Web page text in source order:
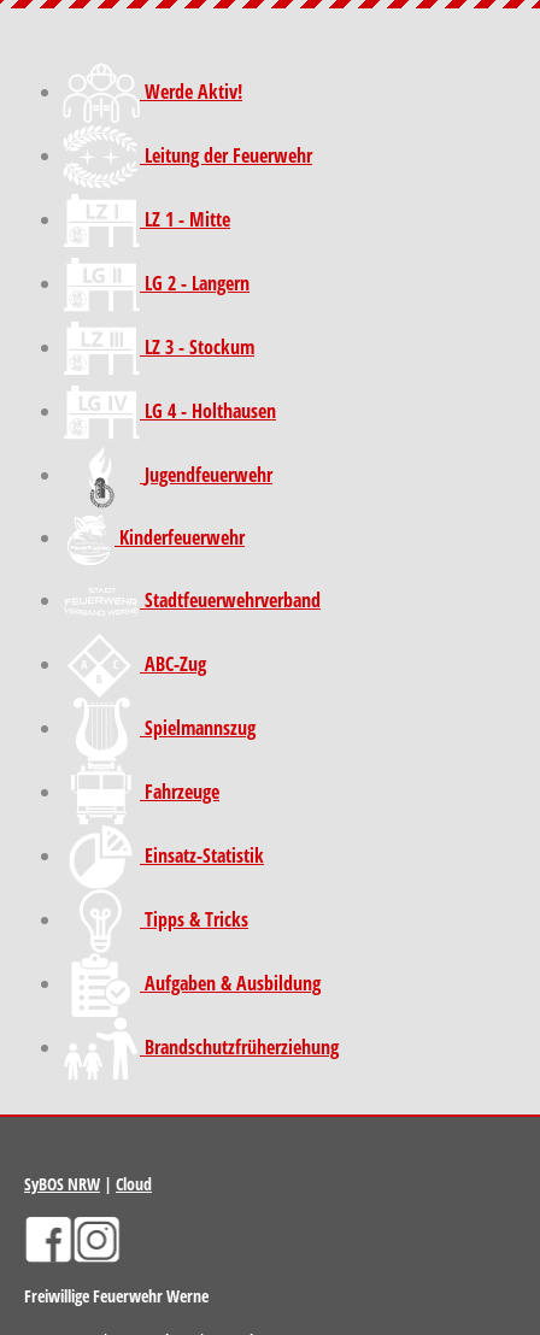
Werde Aktiv!
Leitung der Feuerwehr
LZ 1 - Mitte
LG 2 - Langern
LZ 3 - Stockum
LG 4 - Holthausen
Jugendfeuerwehr
Kinder­feuer­wehr
Stadt­feuer­wehr­verband
ABC-Zug
Spielmannszug
Fahrzeuge
Einsatz-Statistik
Tipps & Tricks
Aufgaben & Ausbildung
Brand­schutz­früh­erziehung
SyBOS NRW | Cloud
Freiwillige Feuerwehr Werne